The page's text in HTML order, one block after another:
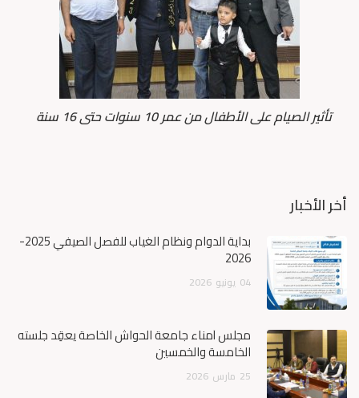
تأثير الصيام على الأطفال من عمر 10 سنوات حتى 16 سنة
أخر الأخبار
بداية الدوام ونظام الغياب للفصل الصيفي 2025-
2026
04 يونيو 2026
مجلس أمناء جامعة الحواش الخاصة يعقِد جلسته
الخامسة والخمسين
25 مارس 2026